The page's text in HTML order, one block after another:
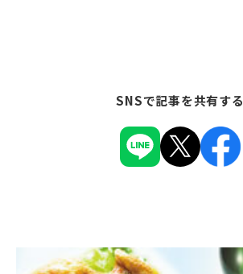
SNSで記事を共有する